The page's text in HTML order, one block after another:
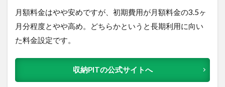
月額料金はやや安めですが、初期費用が月額料金の3.5ヶ
月分程度とやや高め。どちらかというと長期利用に向い
た料金設定です。
収納PITの公式サイトへ